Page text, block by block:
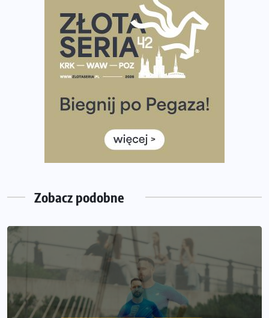
Tętno vs tempo – czym kierować się w bieganiu?
Co ma dużo białka? Produkty, które warto włączyć do
Rozbiegany Olsztyn szykuje się na weekend z
Już w tę sobotę 35. Bieg Powstania Warszawskiego.
Wystartuje rekordowa liczba uczestników
35. Bieg Powstania Warszawskiego – praktyczny
poradnik przed startem
Zobacz podobne